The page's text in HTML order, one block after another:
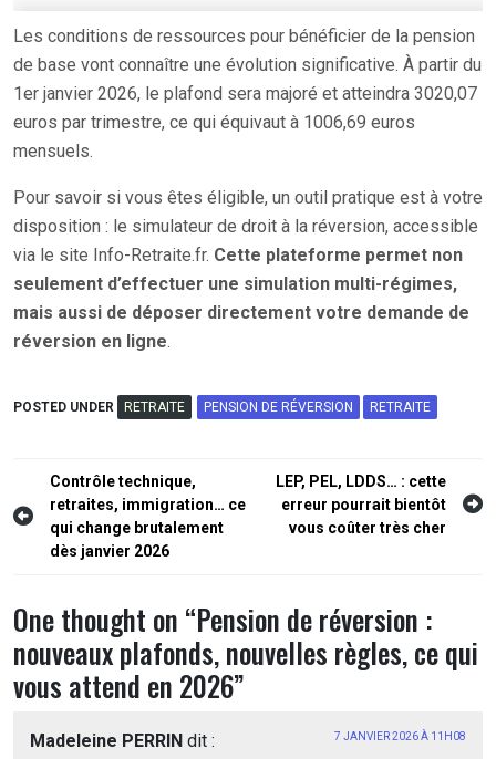
Les conditions de ressources pour bénéficier de la pension
de base vont connaître une évolution significative. À partir du
1er janvier 2026, le plafond sera majoré et atteindra 3020,07
euros par trimestre, ce qui équivaut à 1006,69 euros
mensuels.
Pour savoir si vous êtes éligible, un outil pratique est à votre
disposition : le simulateur de droit à la réversion, accessible
via le site Info-Retraite.fr. Cette plateforme permet non
seulement d’effectuer une simulation multi-régimes,
mais aussi de déposer directement votre demande de
réversion en ligne.
POSTED UNDER RETRAITE PENSION DE RÉVERSION RETRAITE
Navigation
de
l’article
Contrôle technique,
retraites, immigration… ce
qui change brutalement
dès janvier 2026
LEP, PEL, LDDS… : cette
erreur pourrait bientôt
vous coûter très cher
One thought on “Pension de réversion :
nouveaux plafonds, nouvelles règles, ce qui
vous attend en 2026”
Madeleine PERRIN dit : 7 JANVIER 2026 À 11H08